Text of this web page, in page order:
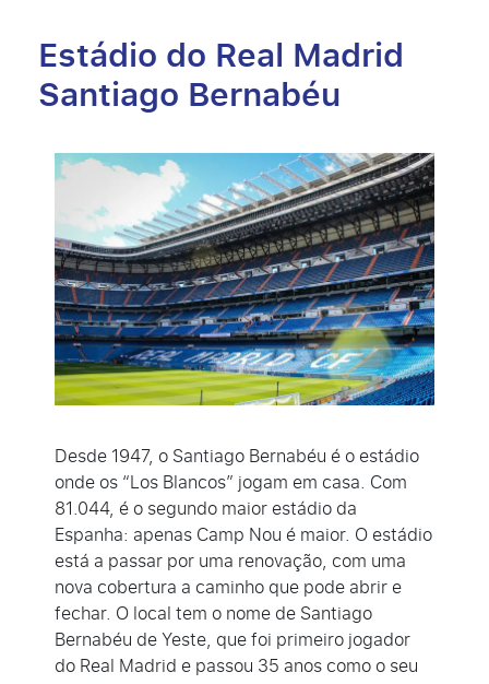
Estádio do Real Madrid
Santiago Bernabéu
Desde 1947, o Santiago Bernabéu é o estádio
onde os “Los Blancos” jogam em casa. Com
81.044, é o segundo maior estádio da
Espanha: apenas Camp Nou é maior. O estádio
está a passar por uma renovação, com uma
nova cobertura a caminho que pode abrir e
fechar. O local tem o nome de Santiago
Bernabéu de Yeste, que foi primeiro jogador
do Real Madrid e passou 35 anos como o seu